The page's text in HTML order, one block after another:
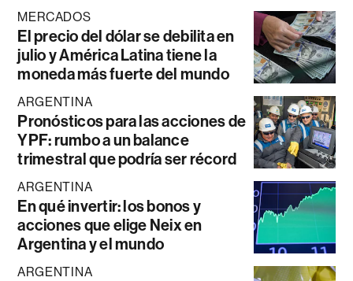
MERCADOS
El precio del dólar se debilita en
julio y América Latina tiene la
moneda más fuerte del mundo
ARGENTINA
Pronósticos para las acciones de
YPF: rumbo a un balance
trimestral que podría ser récord
ARGENTINA
En qué invertir: los bonos y
acciones que elige Neix en
Argentina y el mundo
ARGENTINA